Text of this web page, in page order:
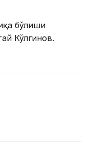
бўлиши
Кўлгинов.